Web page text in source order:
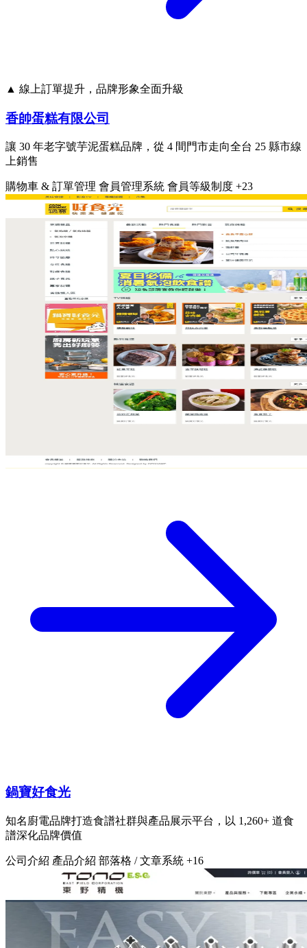
▲ 線上訂單提升，品牌形象全面升級
香帥蛋糕有限公司
讓 30 年老字號芋泥蛋糕品牌，從 4 間門市走向全台 25 縣市線
上銷售
購物車 & 訂單管理 會員管理系統 會員等級制度 +23
鍋寶好食光
知名廚電品牌打造食譜社群與產品展示平台，以 1,260+ 道食
譜深化品牌價值
公司介紹 產品介紹 部落格 / 文章系統 +16